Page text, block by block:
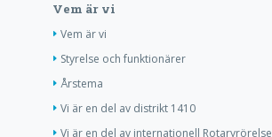
Vem är vi
Vem är vi
Styrelse och funktionärer
Årstema
Vi är en del av distrikt 1410
Vi är en del av internationell Rotaryrörelse